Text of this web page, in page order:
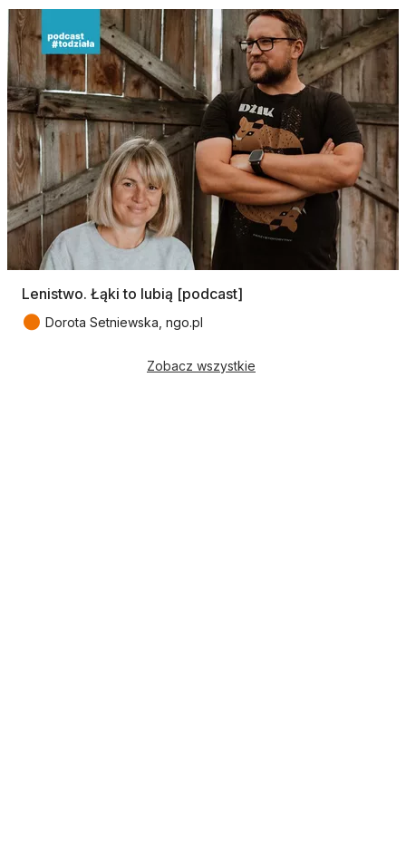
Lenistwo. Łąki to lubią [podcast]
● Dorota Setniewska, ngo.pl
Zobacz wszystkie